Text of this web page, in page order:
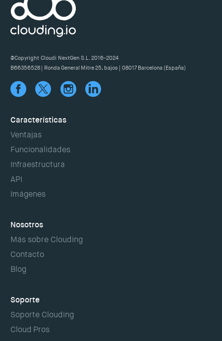
@Copyright Cloudi NextGen S.L. 2016-2024
B66356528 | Ronda General Mitre 25, bajos | 08017 Barcelona (España)
Características
Ventajas
Funcionalidades
Infraestructura
API
Imágenes
Nosotros
Más sobre Clouding
Contacto
Blog
Soporte
Soporte Clouding
Cloud Pros